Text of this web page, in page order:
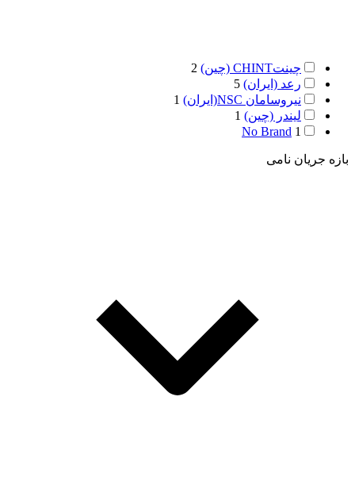
چینتCHINT (چین)
2
رعد (ایران) 5
نیروسامان NSC(ایران)
1
لیندر (چین) 1
No Brand 1
بازه جریان نامی